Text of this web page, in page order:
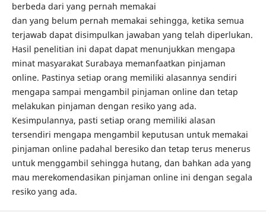
berbeda dari yang pernah memakai
dan yang belum pernah memakai sehingga, ketika semua
terjawab dapat disimpulkan jawaban yang telah diperlukan.
Hasil penelitian ini dapat dapat menunjukkan mengapa
minat masyarakat Surabaya memanfaatkan pinjaman
online. Pastinya setiap orang memiliki alasannya sendiri
mengapa sampai mengambil pinjaman online dan tetap
melakukan pinjaman dengan resiko yang ada.
Kesimpulannya, pasti setiap orang memiliki alasan
tersendiri mengapa mengambil keputusan untuk memakai
pinjaman online padahal beresiko dan tetap terus menerus
untuk menggambil sehingga hutang, dan bahkan ada yang
mau merekomendasikan pinjaman online ini dengan segala
resiko yang ada.